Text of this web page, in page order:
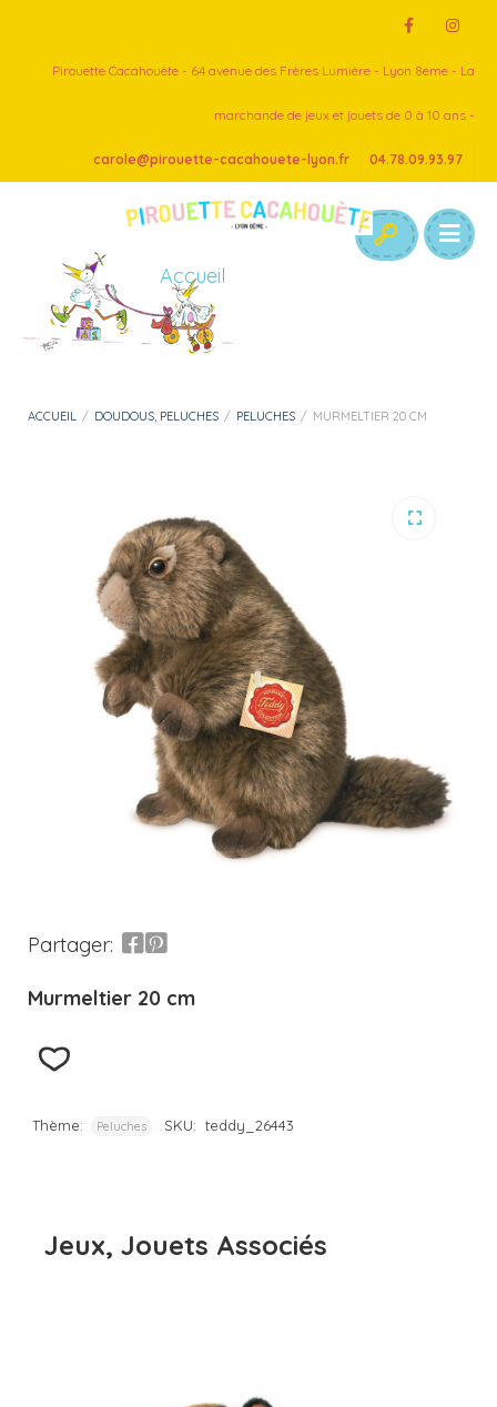
Pirouette Cacahouète - 64 avenue des Frères Lumière - Lyon 8eme - La
marchande de jeux et jouets de 0 à 10 ans -
carole@pirouette-cacahouete-lyon.fr 04.78.09.93.97
Accueil
ACCUEIL / DOUDOUS, PELUCHES / PELUCHES / MURMELTIER 20 CM
Partager:
Murmeltier 20 cm
Thème: Peluches SKU: teddy_26443
Jeux, Jouets Associés